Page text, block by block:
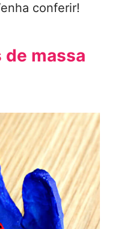
conferir!
de massa